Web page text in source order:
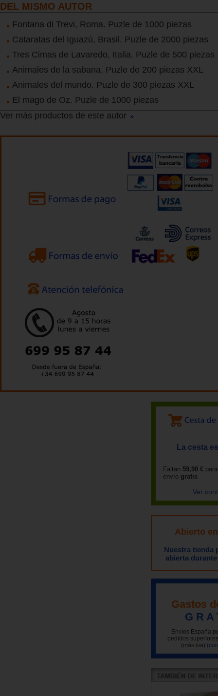
DEL MISMO AUTOR
Fontana di Trevi, Roma. Puzle de 1000 piezas
Cataratas del Iguazú, Brasil. Puzle de 2000 piezas
Tres Cimas de Lavaredo, Italia. Puzle de 500 piezas
Animales de la sabana. Puzle de 200 piezas XXL
Animales del mundo. Puzle de 300 piezas XXL
El mago de Oz. Puzle de 1000 piezas
Ver más productos de este autor
La cesta
Faltan 59,90 €
envío gratis
Ver
Abierto
Nuestra tienda
abierta
Gastos
G R A
Envíos España
pedidos
(más iva)